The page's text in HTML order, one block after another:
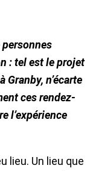
personnes
: tel est le projet
Granby, n’écarte
ces rendez-
l’expérience
lieu. Un lieu que